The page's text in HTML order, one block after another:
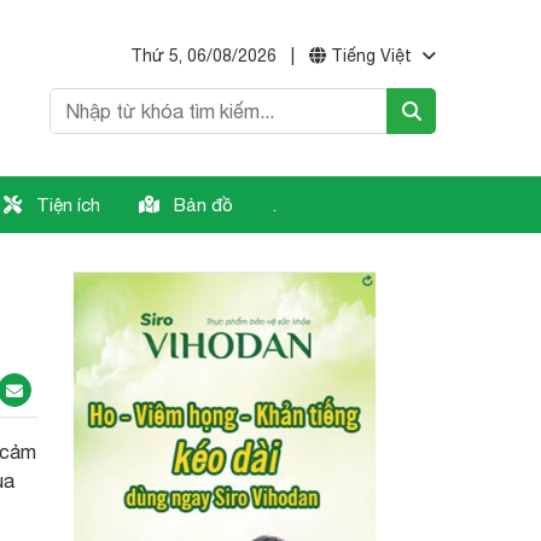
Thứ 5, 06/08/2026 Tiếng Việt
Tiện ích Bản đồ .